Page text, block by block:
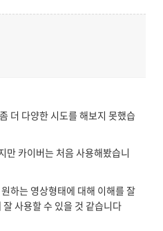
더 다양한 시도를 해보지 못했습
만 카이버는 처음 사용해봤습니
하는 영상형태에 대해 이해를 잘
사용할 수 있을 것 같습니다